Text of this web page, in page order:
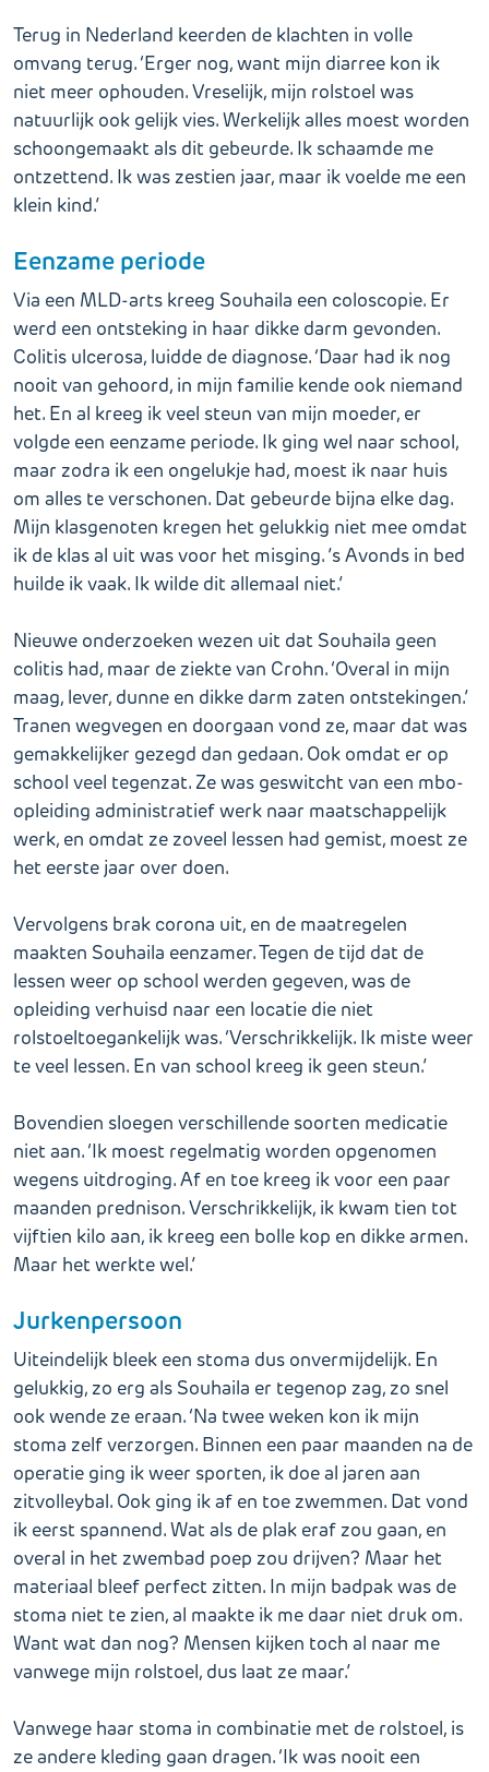
Terug in Nederland keerden de klachten in volle
omvang terug. ‘Erger nog, want mijn diarree kon ik
niet meer ophouden. Vreselijk, mijn rolstoel was
natuurlijk ook gelijk vies. Werkelijk alles moest worden
schoongemaakt als dit gebeurde. Ik schaamde me
ontzettend. Ik was zestien jaar, maar ik voelde me een
klein kind.’
Eenzame periode
Via een MLD-arts kreeg Souhaila een coloscopie. Er
werd een ontsteking in haar dikke darm gevonden.
Colitis ulcerosa, luidde de diagnose. ‘Daar had ik nog
nooit van gehoord, in mijn familie kende ook niemand
het. En al kreeg ik veel steun van mijn moeder, er
volgde een eenzame periode. Ik ging wel naar school,
maar zodra ik een ongelukje had, moest ik naar huis
om alles te verschonen. Dat gebeurde bijna elke dag.
Mijn klasgenoten kregen het gelukkig niet mee omdat
ik de klas al uit was voor het misging. ’s Avonds in bed
huilde ik vaak. Ik wilde dit allemaal niet.’
Nieuwe onderzoeken wezen uit dat Souhaila geen
colitis had, maar de ziekte van Crohn. ‘Overal in mijn
maag, lever, dunne en dikke darm zaten ontstekingen.’
Tranen wegvegen en doorgaan vond ze, maar dat was
gemakkelijker gezegd dan gedaan. Ook omdat er op
school veel tegenzat. Ze was geswitcht van een mbo-
opleiding administratief werk naar maatschappelijk
werk, en omdat ze zoveel lessen had gemist, moest ze
het eerste jaar over doen.
Vervolgens brak corona uit, en de maatregelen
maakten Souhaila eenzamer. Tegen de tijd dat de
lessen weer op school werden gegeven, was de
opleiding verhuisd naar een locatie die niet
rolstoeltoegankelijk was. ‘Verschrikkelijk. Ik miste weer
te veel lessen. En van school kreeg ik geen steun.’
Bovendien sloegen verschillende soorten medicatie
niet aan. ‘Ik moest regelmatig worden opgenomen
wegens uitdroging. Af en toe kreeg ik voor een paar
maanden prednison. Verschrikkelijk, ik kwam tien tot
vijftien kilo aan, ik kreeg een bolle kop en dikke armen.
Maar het werkte wel.’
Jurkenpersoon
Uiteindelijk bleek een stoma dus onvermijdelijk. En
gelukkig, zo erg als Souhaila er tegenop zag, zo snel
ook wende ze eraan. ‘Na twee weken kon ik mijn
stoma zelf verzorgen. Binnen een paar maanden na de
operatie ging ik weer sporten, ik doe al jaren aan
zitvolleybal. Ook ging ik af en toe zwemmen. Dat vond
ik eerst spannend. Wat als de plak eraf zou gaan, en
overal in het zwembad poep zou drijven? Maar het
materiaal bleef perfect zitten. In mijn badpak was de
stoma niet te zien, al maakte ik me daar niet druk om.
Want wat dan nog? Mensen kijken toch al naar me
vanwege mijn rolstoel, dus laat ze maar.’
Vanwege haar stoma in combinatie met de rolstoel, is
ze andere kleding gaan dragen. ‘Ik was nooit een